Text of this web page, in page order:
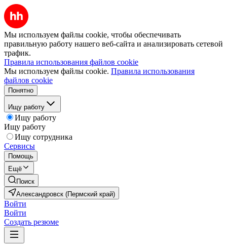
Мы используем файлы cookie, чтобы обеспечивать
правильную работу нашего веб-сайта и анализировать сетевой
трафик.
Правила использования файлов cookie
Мы используем файлы cookie. Правила использования
файлов cookie
Понятно
Ищу работу
Ищу работу
Ищу работу
Ищу сотрудника
Сервисы
Помощь
Ещё
Поиск
Александровск (Пермский край)
Войти
Войти
Создать резюме